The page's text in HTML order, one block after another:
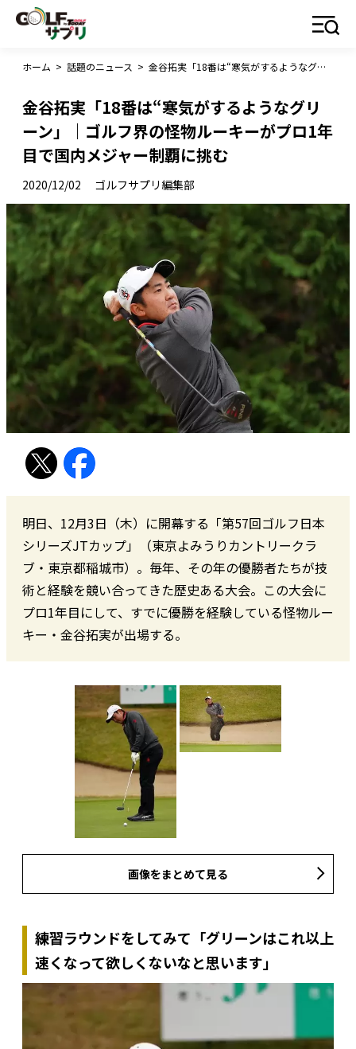
ホーム > 話題のニュース > 金谷拓実「18番は“寒気がするようなグリーン」｜ゴルフ界の怪物ルーキーがプロ1年目で国内メジャー制覇に挑む
金谷拓実「18番は“寒気がするようなグリ
ーン」｜ゴルフ界の怪物ルーキーがプロ1年
目で国内メジャー制覇に挑む
2020/12/02 ゴルフサプリ編集部
明日、12月3日（木）に開幕する「第57回ゴルフ日本
シリーズJTカップ」（東京よみうりカントリークラ
ブ・東京都稲城市）。毎年、その年の優勝者たちが技
術と経験を競い合ってきた歴史ある大会。この大会に
プロ1年目にして、すでに優勝を経験している怪物ルー
キー・金谷拓実が出場する。
画像をまとめて見る
練習ラウンドをしてみて「グリーンはこれ以上
速くなって欲しくないなと思います」